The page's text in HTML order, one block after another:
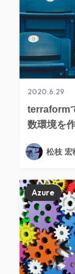
2020.6.29
terraform
数環境を
松枝 宏
Azure